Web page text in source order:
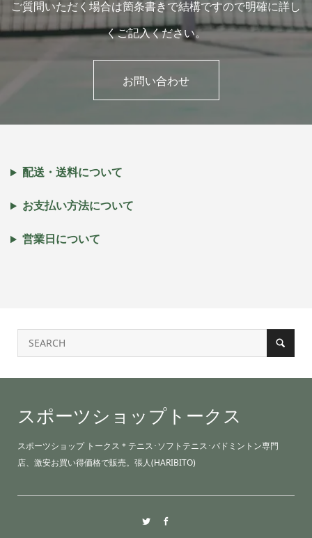
ご質問いただく場合は箇条書きで結構ですので明確に詳し
くご記入ください。
お問い合わせ
配送・送料について
お支払い方法について
営業日について
スポーツショップトークス
スポーツショップ トークス＊テニス･ソフトテニス･バドミントン専門
店、激安お買い得価格で販売。張人(HARIBITO)